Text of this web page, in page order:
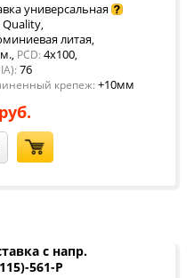
универсальная
Quality,
литая,
, PCD: 4x100,
76
крепеж: +10мм
с напр.
561-P